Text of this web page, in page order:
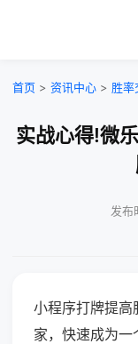
首页 > 资讯中心 > 胜率
实战心得!微
发布
小程序打牌提高
家，快速成为一